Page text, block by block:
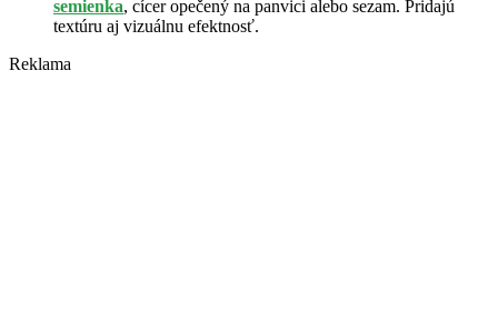
semienka, cícer opečený na panvici alebo sezam. Pridajú
textúru aj vizuálnu efektnosť.
Reklama